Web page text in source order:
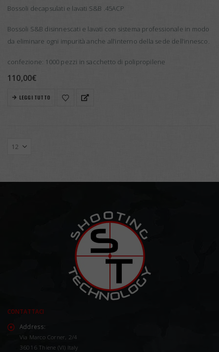
Bossoli decapsulati e lavati S&B .45ACP
Bossoli S&B disinnescati e lavati con sistema professionale in modo
da eliminare ogni impurità anche all’interno della sede dell’innesco.
confezione: 1000 pezzi in sacchetto di polipropilene
110,00€
LEGGI TUTTO
CONTATTACI
Address:
Via Marco Corner, 2/4
36016 Thiene (VI) Italy